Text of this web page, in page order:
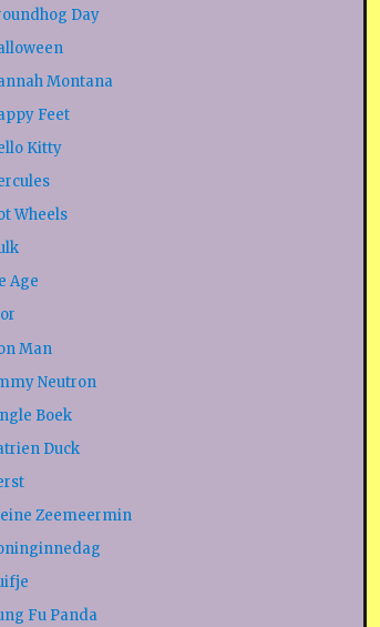
Day
Montana
Feet
Kitty
Wheels
Age
Man
Neutron
Boek
Duck
Zeemeermin
Fu Panda